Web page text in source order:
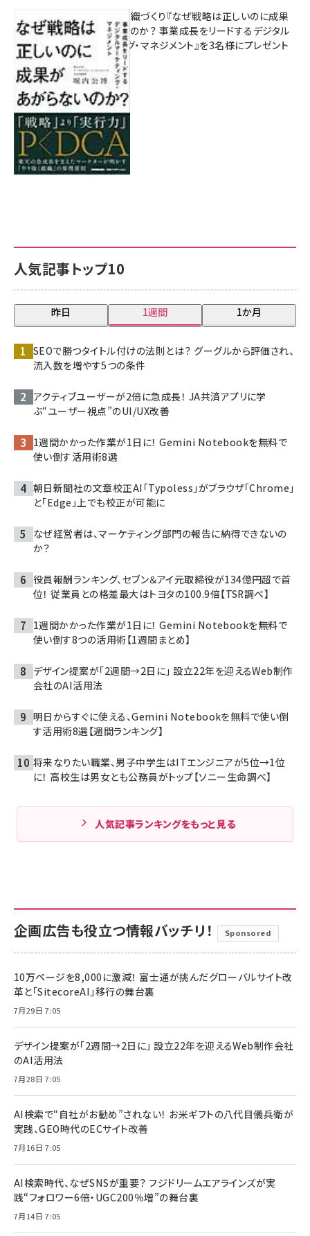
人気記事トップ10
昨日 1週間 1か月
SEOで勝つタイトル付けの法則とは？ グーグルから評価され、
流入数を増やす5つの条件
アクティブユーザーが2倍に急成長！ JA共済アプリに学
ぶ“ユーザー視点”のUI/UX改善
1週間かかった作業が1日に！ Gemini Notebookを無料で
使い倒す活用術8選
朝日新聞社の文章校正AI「Typoless」がブラウザ「Chrome」
と「Edge」上でも校正が可能に
なぜ経営者は、マーケティング部門の報告に納得できないの
か？
役員報酬ランキング、セブン＆アイ元取締役が134億円超で首
位！ 従業員との格差最大はトヨタの100.9倍【TSR調べ】
1週間かかった作業が1日に！ Gemini Notebookを無料で
使い倒す8つの活用術【1週間まとめ】
デザイン提案が「2週間→2日に」 設立22年を迎えるWeb制作
会社のAI活用法
明日からすぐに使える、Gemini Notebookを無料で使い倒
す活用術8選【週間ランキング】
将来なりたい職業、男子中学生はITエンジニアが5位→1位
に！ 高校生は男女とも公務員がトップ【ソニー生命調べ】
人気記事ランキングをもっと見る
成果を生む組織づくり『なぜ戦略は正しいのに成果
があがらないのか？ 事業成長をリードするデジタル
マーケティング・マネジメント』を3名様にプレゼント
8月7日 10:00
企画広告も役立つ情報バッチリ！ Sponsored
10万ページを8,000に激減！ 富士通が挑んだグローバルサイト改
革と「SitecoreAI」移行の舞台裏
7月29日 7:05
デザイン提案が「2週間→2日に」 設立22年を迎えるWeb制作会社
のAI活用法
7月28日 7:05
AI検索で“自社がお勧め”されない！ お米ギフトの八代目儀兵衛が
実践、GEO時代のECサイト改善
7月16日 7:05
AI検索時代、なぜSNSが重要？ フジドリームエアラインズが実
践“フォロワー6倍・UGC200％増”の舞台裏
7月14日 7:05